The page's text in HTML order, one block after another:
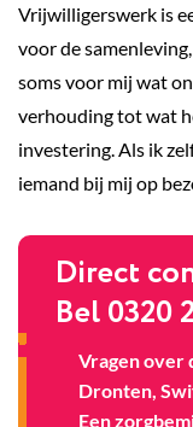
Vrijwilligerswerk is
voor de
soms voor mij wat
verhouding tot wat
investering. Als ik
iemand bij mij op
Direct
Bel 0320
Vragen over
Dronten,
Een